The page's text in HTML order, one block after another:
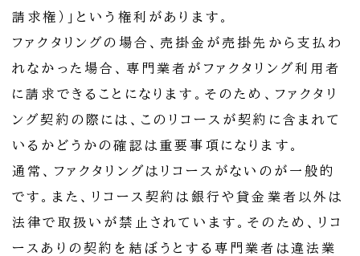
請求権）」という権利があります。
ファクタリングの場合、売掛金が売掛先から支払わ
れなかった場合、専門業者がファクタリング利用者
に請求できることになります。そのため、ファクタリ
ング契約の際には、このリコースが契約に含まれて
いるかどうかの確認は重要事項になります。
通常、ファクタリングはリコースがないのが一般的
です。また、リコース契約は銀行や貸金業者以外は
法律で取扱いが禁止されています。そのため、リコ
ースありの契約を結ぼうとする専門業者は違法業